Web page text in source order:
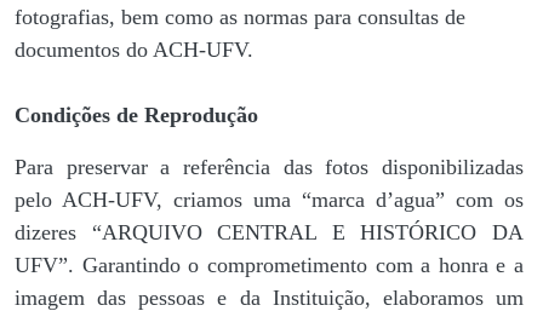
fotografias, bem como as normas para consultas de
documentos do ACH-UFV.
Condições de Reprodução
Para preservar a referência das fotos disponibilizadas
pelo ACH-UFV, criamos uma “marca d’agua” com os
dizeres “ARQUIVO CENTRAL E HISTÓRICO DA
UFV”. Garantindo o comprometimento com a honra e a
imagem das pessoas e da Instituição, elaboramos um